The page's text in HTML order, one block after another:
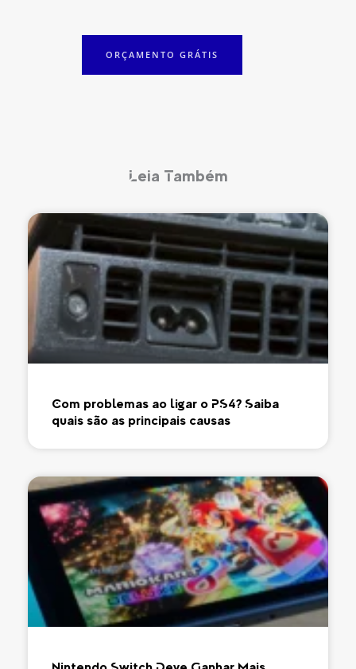
ORÇAMENTO GRÁTIS
Leia Também
Com problemas ao ligar o PS4? Saiba
quais são as principais causas